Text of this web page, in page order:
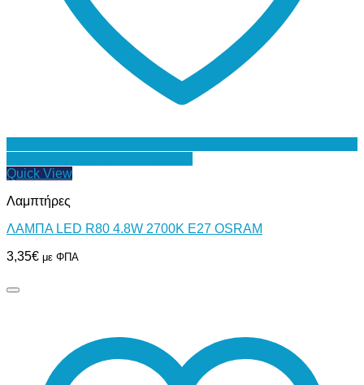
Quick View
Λαμπτήρες
ΛΑΜΠΑ LED R80 4.8W 2700K Ε27 OSRAM
3,35€ με ΦΠΑ